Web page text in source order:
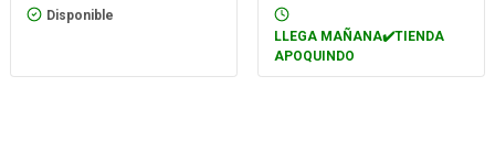
Disponible
LLEGA MAÑANA✔️TIENDA
APOQUINDO